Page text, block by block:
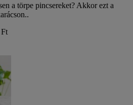
a törpe pincsereket? Akkor ezt a